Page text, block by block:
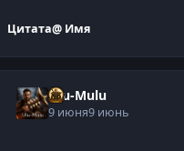
Цитата@ Имя
Ulu-Mulu
9 июня9 июнь